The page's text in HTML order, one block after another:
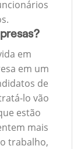
em
em um
de
lo vão
estão
mais
trabalho,